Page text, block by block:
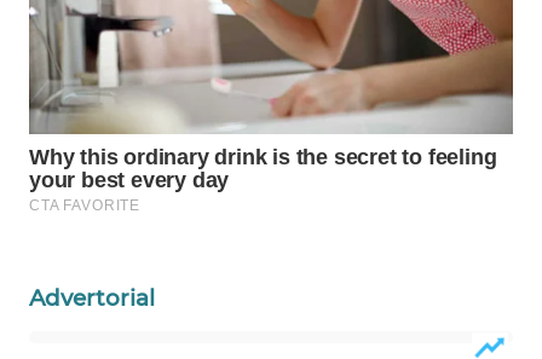
Advertorial
WAHANA
TRAVEL
WAHANA
TV
WAHANANEWS
WAHANANEWS